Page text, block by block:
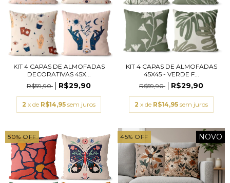
KIT 4 CAPAS DE ALMOFADAS
DECORATIVAS 45X...
R$59,90
R$29,90
2 x de R$14,95 sem juros
KIT 4 CAPAS DE ALMOFADAS
45X45 - VERDE F...
R$59,90
R$29,90
2 x de R$14,95 sem juros
50% OFF 45% OFF NOVO